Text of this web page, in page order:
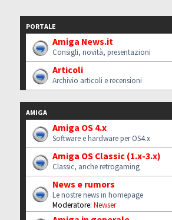
PORTALE
Amiga News.it
Consigli, novità, presentazioni
Articoli
Archivio articoli e recensioni
AMIGA
Amiga OS 4.x
Software e hardware per OS4.x
Amiga OS Classic (1.x-3.x)
Classic, anche retrogaming
News e rumors
Le nostre news in homepage
Moderatore: Newser